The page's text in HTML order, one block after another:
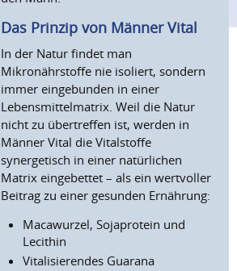
Das Prinzip von Männer Vital
In der Natur findet man
Mikronährstoffe nie isoliert, sondern
immer eingebunden in einer
Lebensmittelmatrix. Weil die Natur
nicht zu übertreffen ist, werden in
Männer Vital die Vitalstoffe
synergetisch in einer natürlichen
Matrix eingebettet – als ein wertvoller
Beitrag zu einer gesunden Ernährung:
Macawurzel, Sojaprotein und
Lecithin
Vitalisierendes Guarana